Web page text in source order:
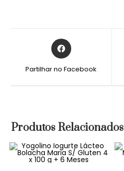
Partilhar no Facebook
Produtos Relacionados